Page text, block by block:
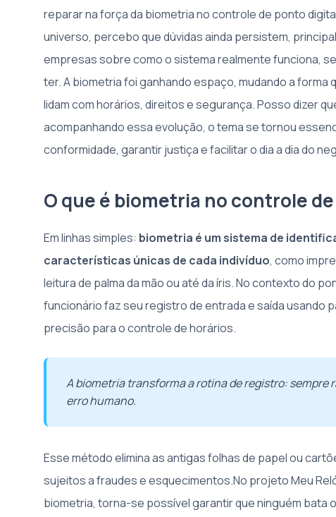
reparar na força da biometria no controle de ponto
universo, percebo que dúvidas ainda persistem,
empresas sobre como o sistema realmente funciona,
ter. A biometria foi ganhando espaço, mudando a
lidam com horários, direitos e segurança. Posso dizer
acompanhando essa evolução, o tema se tornou
conformidade, garantir justiça e facilitar o dia a dia do
O que é biometria no controle
Em linhas simples: biometria é um sistema de
características únicas de cada indivíduo, como
leitura de palma da mão ou até da íris. No contexto do
funcionário faz seu registro de entrada e saída usando
precisão para o controle de horários.
A biometria transforma a rotina de registro: sempre
erro humano.
Esse método elimina as antigas folhas de papel ou
sujeitos a fraudes e esquecimentos.No projeto Meu
biometria, torna-se possível garantir que ninguém bata